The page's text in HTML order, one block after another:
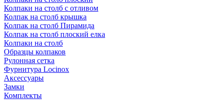
Колпаки на столб с отливом
Колпак на столб крышка
Колпак на столб Пирамида
Колпак на столб плоский елка
Колпаки на столб
Образцы колпаков
Рулонная сетка
Фурнитура Locinox
Аксессуары
Замки
Комплекты